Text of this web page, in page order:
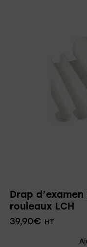
Drap
rouleaux LCH
39,90€ HT